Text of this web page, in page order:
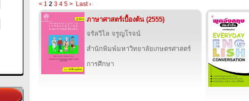
< 1 2 3 4 5 > Last ›
ภาษาศาสตร์เบื้องต้น (2555)
จรัลวิไล จรูญโรจน์
สำนักพิมพ์มหาวิทยาลัยเกษตรศาสตร์
การศึกษา